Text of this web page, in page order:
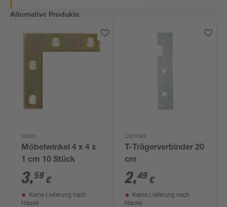
Alternative Produkte
toom
Möbelwinkel 4 x 4 x
1 cm 10 Stück
3,59 €
Keine Lieferung nach
Hause
Connex
T-Trägerverbinder 20
cm
2,49 €
Keine Lieferung nach
Hause